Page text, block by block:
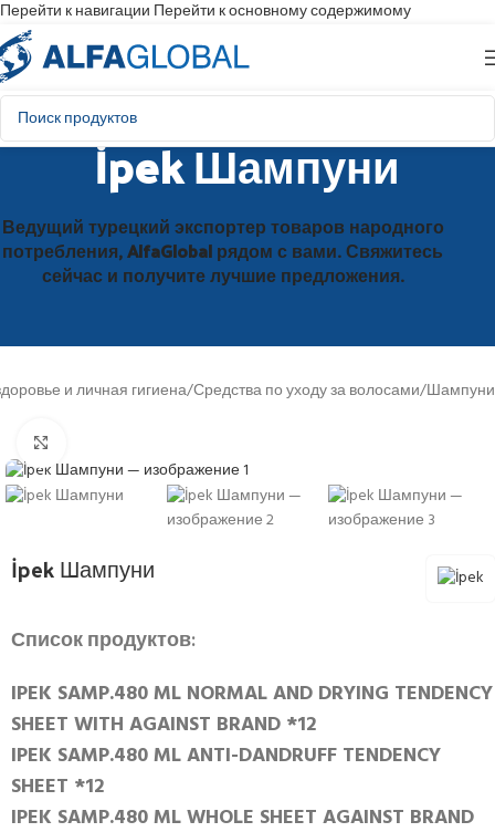
Перейти к навигации Перейти к основному содержимому
İpek Шампуни
Ведущий турецкий экспортер товаров народного
потребления, AlfaGlobal рядом с вами. Свяжитесь
сейчас и получите лучшие предложения.
и личная гигиена/Средства по уходу за волосами/Шампуни
İpek Шампуни
Список продуктов:
IPEK SAMP.480 ML NORMAL AND DRYING TENDENCY
SHEET WITH AGAINST BRAND *12
IPEK SAMP.480 ML ANTI-DANDRUFF TENDENCY
SHEET *12
IPEK SAMP.480 ML WHOLE SHEET AGAINST BRAND